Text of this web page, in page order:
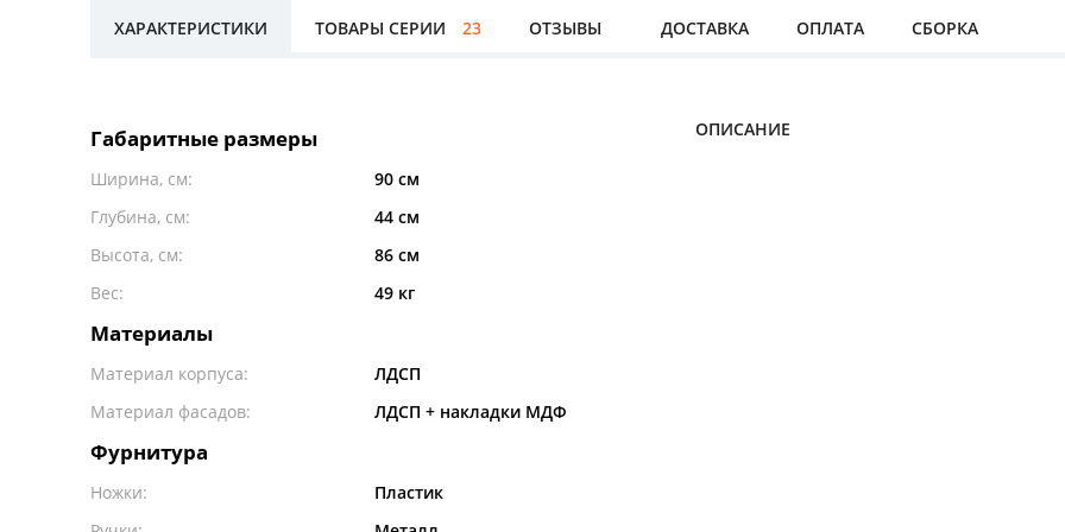
ХАРАКТЕРИСТИКИ ТОВАРЫ СЕРИИ 23 ОТЗЫВЫ ДОСТАВКА ОПЛАТА СБОРКА
Габаритные размеры
Ширина, см:
90 см
Глубина, см:
44 см
Высота, см:
86 см
Вес:
49 кг
Материалы
Материал корпуса:
ЛДСП
Материал фасадов:
ЛДСП + накладки МДФ
Фурнитура
Ножки:
Пластик
ОПИСАНИЕ